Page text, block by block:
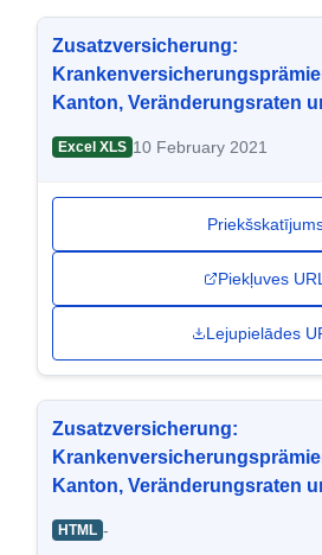
Zusatzversicherung:
Kanton, Veränderungsraten
Excel XLS 10 February 2021
Piekļuves
Lejupielādes
Zusatzversicherung:
Kanton, Veränderungsraten
HTML -